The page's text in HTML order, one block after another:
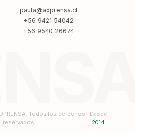
pauta@adprensa.cl
+56 9421 54042
+56 9540 26674
Todos los derechos
reservados.
Desde
2014